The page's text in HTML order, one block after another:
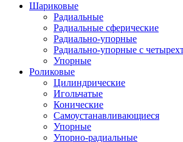
Шариковые
Радиальные
Радиальные сферические
Радиально-упорные
Радиально-упорные с
Упорные
Роликовые
Цилиндрические
Игольчатые
Конические
Самоустанавливающиеся
Упорные
Упорно-радиальные